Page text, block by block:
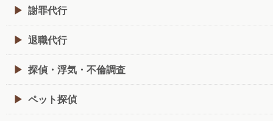
謝罪代行
退職代行
探偵・浮気・不倫調査
ペット探偵